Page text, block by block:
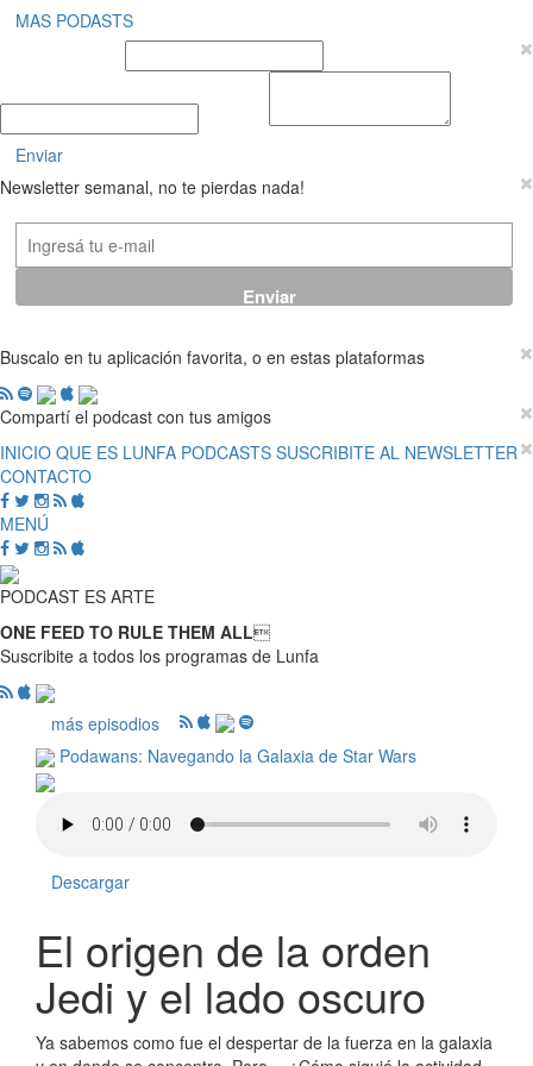
MAS PODASTS
Enviar
Newsletter semanal, no te pierdas nada!
Buscalo en tu aplicación favorita, o en estas plataformas
Compartí el podcast con tus amigos
INICIO QUE ES LUNFA PODCASTS SUSCRIBITE AL NEWSLETTER
CONTACTO
MENÚ
PODCAST ES ARTE
ONE FEED TO RULE THEM ALL
Suscribite a todos los programas de Lunfa
más episodios
Podawans: Navegando la Galaxia de Star Wars
Descargar
El origen de la orden
Jedi y el lado oscuro
Ya sabemos como fue el despertar de la fuerza en la galaxia